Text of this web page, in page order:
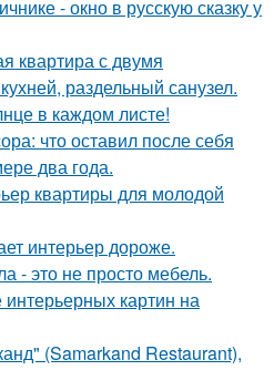
- окно в русскую сказку у
квартира с двумя
раздельный санузел.
в каждом листе!
что оставил после себя
два года.
квартиры для молодой
интерьер дороже.
- это не просто мебель.
картин на
(Samarkand Restaurant),